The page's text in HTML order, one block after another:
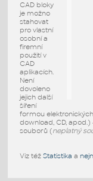
CAD bloky
je možno
stahovat
pro vlastní
osobní a
firemní
použití v
CAD
aplikacích.
Není
dovoleno
jejich další
šíření
formou
download, CD, apod.)
souborů (neplatný
Viz též Statistika a